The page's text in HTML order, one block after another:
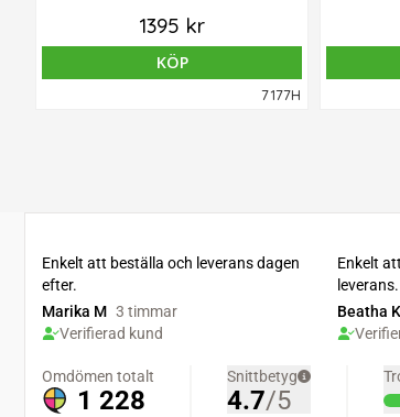
hunden att träna styrka, balans
och kroppskontroll på ett tryggt
och skonsamt sätt. Den passar
lika bra för aktiva hundar som för
1395 kr
KÖP
7177H